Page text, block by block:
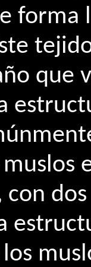
forma
que
con